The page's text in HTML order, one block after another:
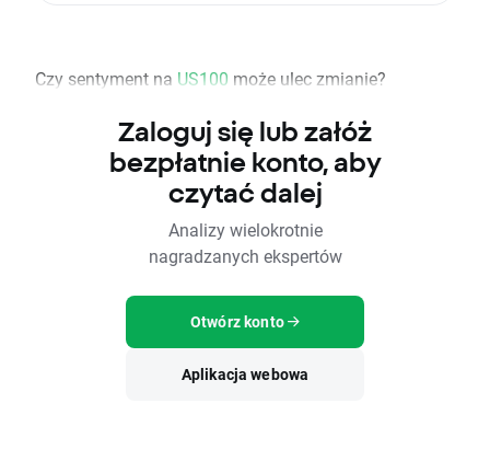
Czy sentyment na US100 może ulec zmianie?
Zaloguj się lub załóż
bezpłatnie konto, aby
czytać dalej
Analizy wielokrotnie
nagradzanych ekspertów
Otwórz konto
Aplikacja webowa